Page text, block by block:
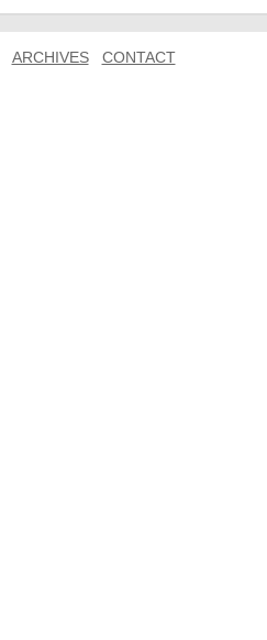
ARCHIVES CONTACT